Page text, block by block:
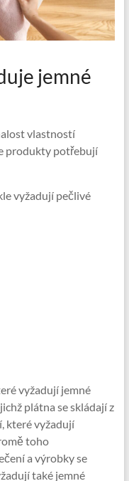
jemné
vlastností
produkty potřebují
vyžadují pečlivé
vyžadují jemné
plátna se skládají z
které vyžadují
toho
a výrobky se
také jemné